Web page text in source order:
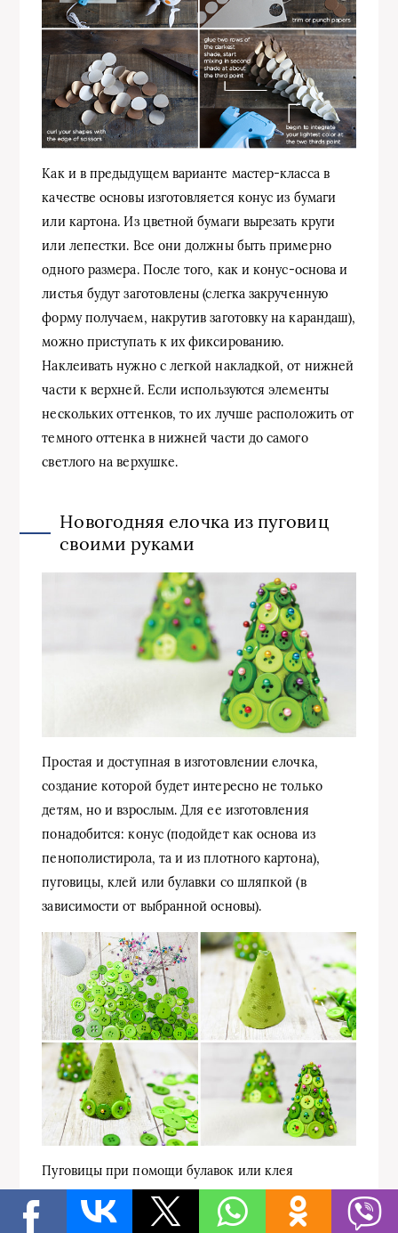
Как и в предыдущем варианте мастер-класса в
качестве основы изготовляется конус из бумаги
или картона. Из цветной бумаги вырезать круги
или лепестки. Все они должны быть примерно
одного размера. После того, как и конус-основа и
листья будут заготовлены (слегка закрученную
форму получаем, накрутив заготовку на карандаш),
можно приступать к их фиксированию.
Наклеивать нужно с легкой накладкой, от нижней
части к верхней. Если используются элементы
нескольких оттенков, то их лучше расположить от
темного оттенка в нижней части до самого
светлого на верхушке.
Новогодняя елочка из пуговиц
своими руками
Простая и доступная в изготовлении елочка,
создание которой будет интересно не только
детям, но и взрослым. Для ее изготовления
понадобится: конус (подойдет как основа из
пенополистирола, та и из плотного картона),
пуговицы, клей или булавки со шляпкой (в
зависимости от выбранной основы).
Пуговицы при помощи булавок или клея
прикрепить к основе в виде конуса по всей
поверхности. Постарайтесь сделать это так, чтобы